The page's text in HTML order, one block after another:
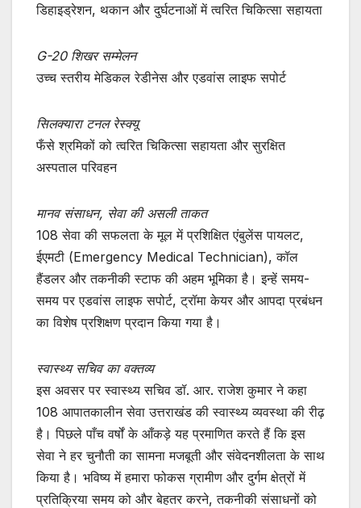
डिहाइड्रेशन, थकान और दुर्घटनाओं में त्वरित चिकित्सा सहायता
G-20 शिखर सम्मेलन
उच्च स्तरीय मेडिकल रेडीनेस और एडवांस लाइफ सपोर्ट
सिलक्यारा टनल रेस्क्यू
फँसे श्रमिकों को त्वरित चिकित्सा सहायता और सुरक्षित
अस्पताल परिवहन
मानव संसाधन, सेवा की असली ताकत
108 सेवा की सफलता के मूल में प्रशिक्षित एंबुलेंस पायलट,
ईएमटी (Emergency Medical Technician), कॉल
हैंडलर और तकनीकी स्टाफ की अहम भूमिका है। इन्हें समय-
समय पर एडवांस लाइफ सपोर्ट, ट्रॉमा केयर और आपदा प्रबंधन
का विशेष प्रशिक्षण प्रदान किया गया है।
स्वास्थ्य सचिव का वक्तव्य
इस अवसर पर स्वास्थ्य सचिव डॉ. आर. राजेश कुमार ने कहा
108 आपातकालीन सेवा उत्तराखंड की स्वास्थ्य व्यवस्था की रीढ़
है। पिछले पाँच वर्षों के आँकड़े यह प्रमाणित करते हैं कि इस
सेवा ने हर चुनौती का सामना मजबूती और संवेदनशीलता के साथ
किया है। भविष्य में हमारा फोकस ग्रामीण और दुर्गम क्षेत्रों में
प्रतिक्रिया समय को और बेहतर करने, तकनीकी संसाधनों को